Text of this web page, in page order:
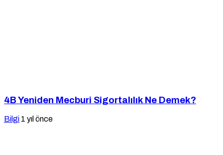
4B Yeniden Mecburi Sigortalılık Ne Demek?
Bilgi 1 yıl önce